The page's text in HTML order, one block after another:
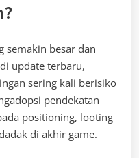
semakin besar dan
update terbaru,
sering kali berisiko
pendekatan
positioning, looting
di akhir game.